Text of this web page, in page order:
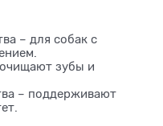
– для собак с
зубы и
– поддерживают